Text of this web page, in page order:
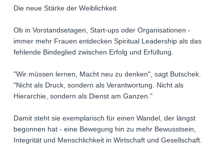
Die neue Stärke der Weiblichkeit
Ob in Vorstandsetagen, Start-ups oder Organisationen -
immer mehr Frauen entdecken Spiritual Leadership als das
fehlende Bindeglied zwischen Erfolg und Erfüllung.
"Wir müssen lernen, Macht neu zu denken", sagt Butschek.
"Nicht als Druck, sondern als Verantwortung. Nicht als
Hierarchie, sondern als Dienst am Ganzen."
Damit steht sie exemplarisch für einen Wandel, der längst
begonnen hat - eine Bewegung hin zu mehr Bewusstsein,
Integrität und Menschlichkeit in Wirtschaft und Gesellschaft.